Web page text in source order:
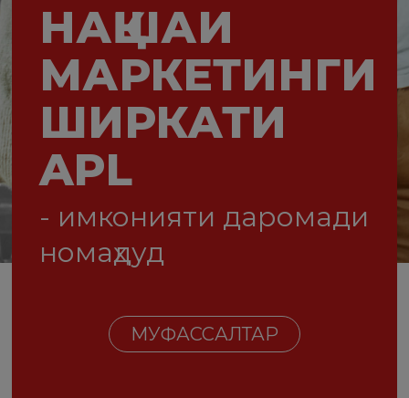
НАҚШАИ
МАРКЕТИНГИ
ШИРКАТИ
APL
- имконияти даромади
номаҳдуд
МУФАССАЛТАР